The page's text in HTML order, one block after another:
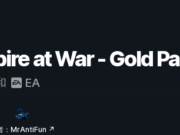
at War - Gold
EA
：MrAntiFun ↗